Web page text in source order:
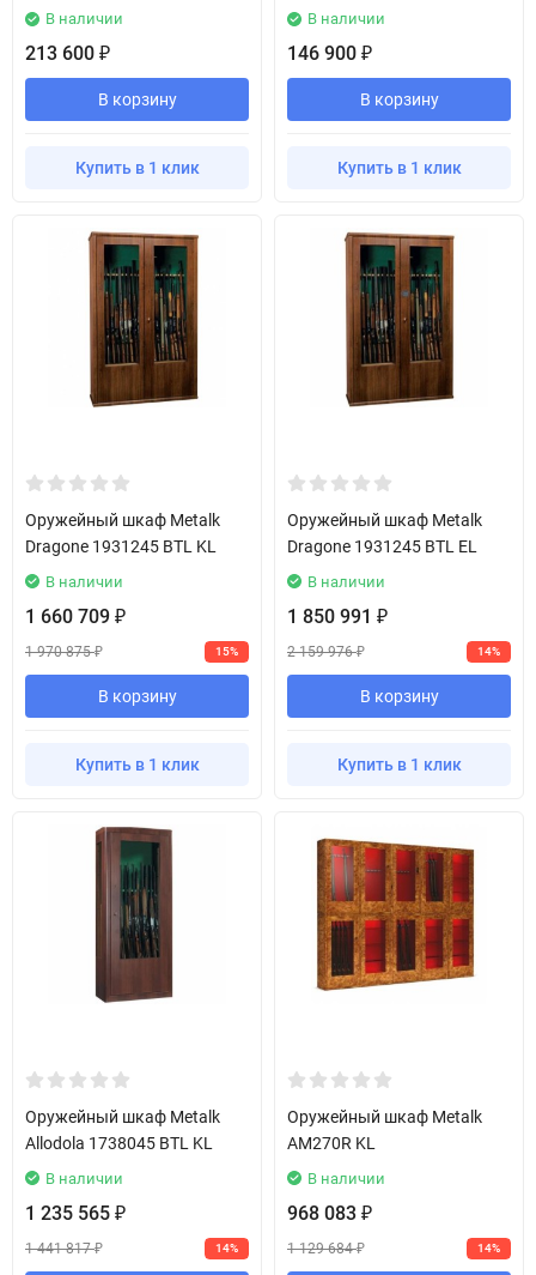
В наличии
213 600 ₽
В корзину
Купить в 1 клик
В наличии
146 900 ₽
В корзину
Купить в 1 клик
Оружейный шкаф Metalk
Dragone 1931245 BTL KL
В наличии
1 660 709 ₽
1 970 875₽ 15%
В корзину
Купить в 1 клик
Оружейный шкаф Metalk
Dragone 1931245 BTL EL
В наличии
1 850 991 ₽
2 159 976₽ 14%
В корзину
Купить в 1 клик
Оружейный шкаф Metalk
Allodola 1738045 BTL KL
В наличии
1 235 565 ₽
1 441 817₽ 14%
Оружейный шкаф Metalk
AM270R KL
В наличии
968 083 ₽
1 129 684₽ 14%